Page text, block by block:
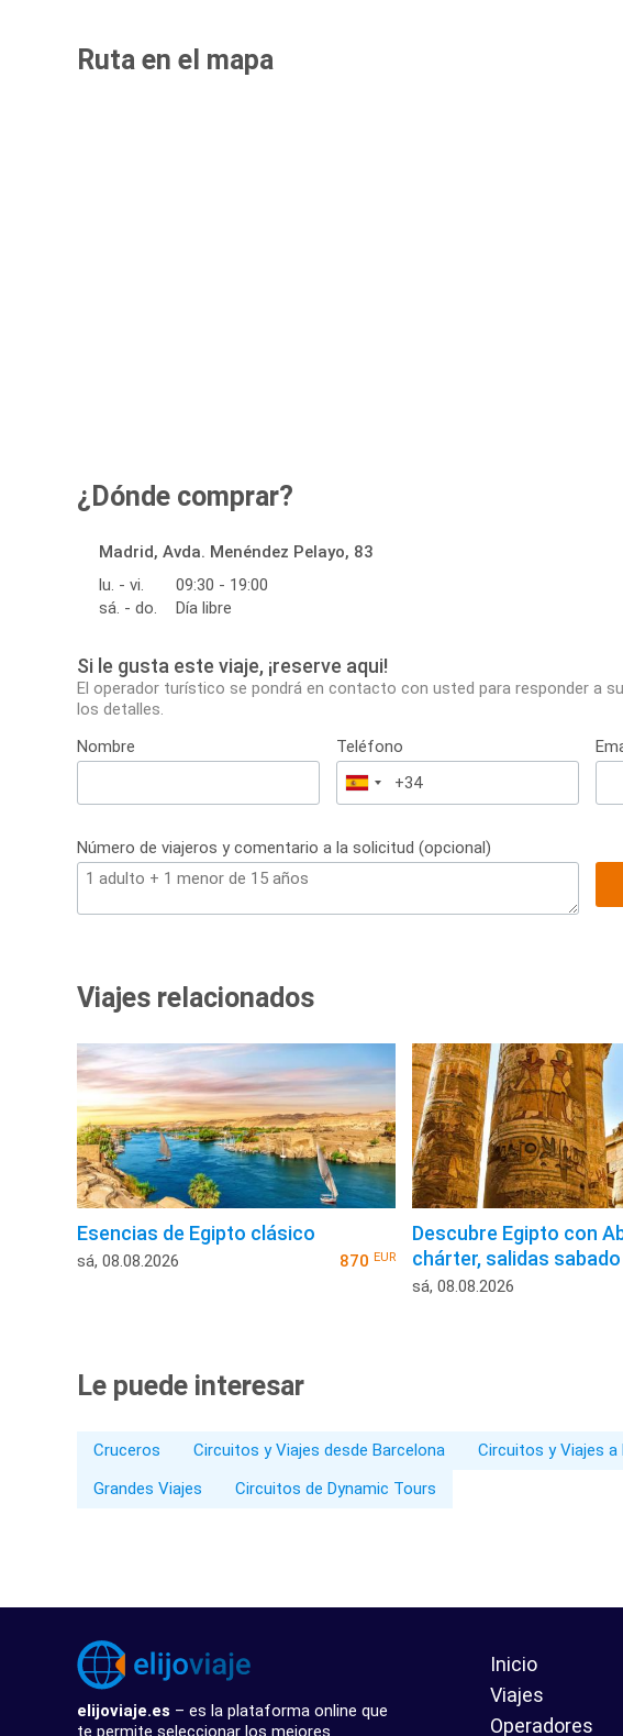
Ruta en el mapa
¿Dónde comprar?
Madrid, Avda. Menéndez Pelayo, 83
lu. - vi.
09:30 - 19:00
sá. - do.
Día libre
Si le gusta este viaje, ¡reserve aqui!
El operador turístico se pondrá en contacto con usted para responder a
los detalles.
Nombre
Teléfono
España
+34
Número de viajeros y comentario a la solicitud (opcional)
Viajes relacionados
Esencias de Egipto clásico
sá, 08.08.2026 870 EUR
Descubre Egipto con
chárter, salidas sabado
sá, 08.08.2026
Le puede interesar
Cruceros Circuitos y Viajes desde Barcelona Circuitos y Viajes a
Grandes Viajes
Circuitos de Dynamic Tours
elijoviaje.es – es la plataforma online que
te permite seleccionar los mejores
Inicio
Viajes
Operadores